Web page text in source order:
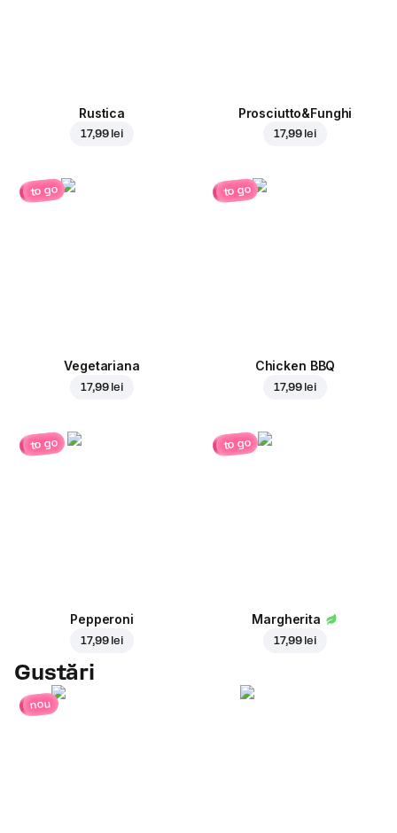
Rustica
17,99 lei
Prosciutto&Funghi
17,99 lei
to go
Vegetariana
17,99 lei
to go
Chicken BBQ
17,99 lei
to go
Pepperoni
17,99 lei
to go
Margherita
17,99 lei
Gustări
nou